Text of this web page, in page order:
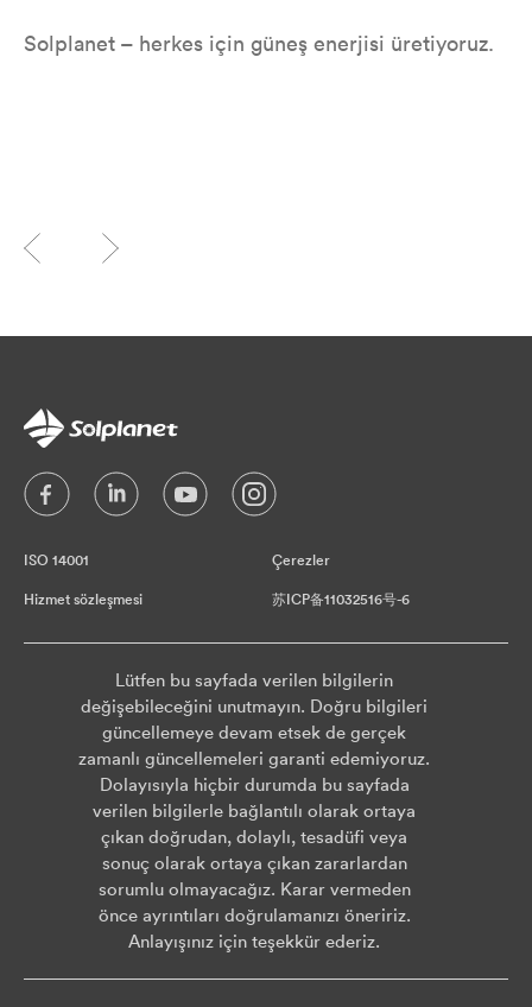
Solplanet – herkes için güneş enerjisi üretiyoruz.
ISO 14001 Çerezler
Hizmet sözleşmesi 苏ICP备11032516号-6
Lütfen bu sayfada verilen bilgilerin
değişebileceğini unutmayın. Doğru bilgileri
güncellemeye devam etsek de gerçek
zamanlı güncellemeleri garanti edemiyoruz.
Dolayısıyla hiçbir durumda bu sayfada
verilen bilgilerle bağlantılı olarak ortaya
çıkan doğrudan, dolaylı, tesadüfi veya
sonuç olarak ortaya çıkan zararlardan
sorumlu olmayacağız. Karar vermeden
önce ayrıntıları doğrulamanızı öneririz.
Anlayışınız için teşekkür ederiz.